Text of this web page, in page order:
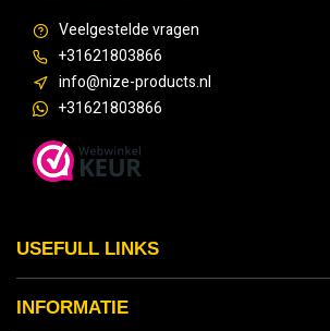
Veelgestelde vragen
+31621803866
info@nize-products.nl
+31621803866
USEFULL LINKS
INFORMATIE